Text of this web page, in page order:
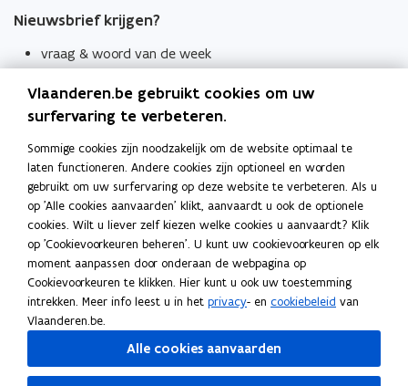
Nieuwsbrief krijgen?
vraag & woord van de week
Schrijf je in
Thema's
Taaladviezen
Spellingregels
Tips voor duidelijke taal
Bekijk ook
Spellingtests
Boek- en webwijzer
Vlaanderen.be gebruikt cookies om uw
surfervaring te verbeteren.
Sommige cookies zijn noodzakelijk om de website optimaal te
laten functioneren. Andere cookies zijn optioneel en worden
gebruikt om uw surfervaring op deze website te verbeteren. Als u
op 'Alle cookies aanvaarden' klikt, aanvaardt u ook de optionele
cookies. Wilt u liever zelf kiezen welke cookies u aanvaardt? Klik
op 'Cookievoorkeuren beheren'. U kunt uw cookievoorkeuren op elk
moment aanpassen door onderaan de webpagina op
Cookievoorkeuren te klikken. Hier kunt u ook uw toestemming
intrekken. Meer info leest u in het privacy- en cookiebeleid van
Vlaanderen.be.
Alle cookies aanvaarden